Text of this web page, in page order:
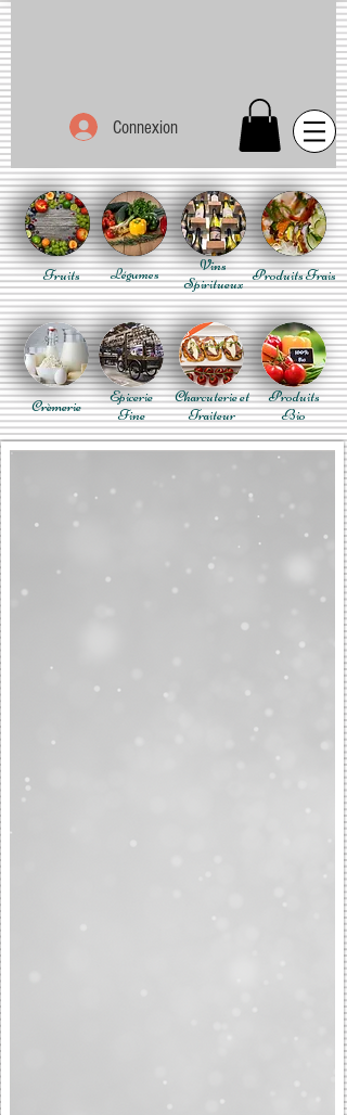
Connexion
Fruits Légumes
Vins
Spiritueux Produits Frais
Crèmerie
Epicerie
Fine
Charcuterie et
Traiteur
Produits
Bio